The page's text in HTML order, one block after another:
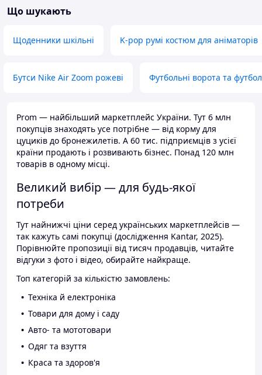
Що шукають
Щоденники шкільні K-pop румі костюм для аніматорів
Бутси Nike Air Zoom рожеві Футбольні ворота та
Prom — найбільший маркетплейс України. Тут 6 млн
покупців знаходять усе потрібне — від корму для
цуциків до бронежилетів. А 60 тис. підприємців з усієї
країни продають і розвивають бізнес. Понад 120 млн
товарів в одному місці.
Великий вибір — для будь-якої
потреби
Тут найнижчі ціни серед українських маркетплейсів —
так кажуть самі покупці (дослідження Kantar, 2025).
Порівнюйте пропозиції від тисяч продавців, читайте
відгуки з фото і відео, обирайте найкраще.
Топ категорій за кількістю замовлень:
Техніка й електроніка
Товари для дому і саду
Авто- та мототовари
Одяг та взуття
Краса та здоров'я